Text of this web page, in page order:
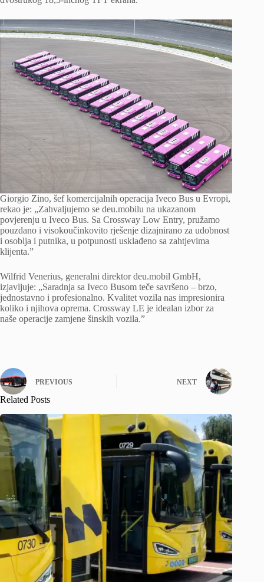
Giorgio Zino, šef komercijalnih operacija Iveco Bus u Evropi,
rekao je: „Zahvaljujemo se deu.mobilu na ukazanom
povjerenju u Iveco Bus. Sa Crossway Low Entry, pružamo
pouzdano i visokoučinkovito rješenje dizajnirano za udobnost
i osoblja i putnika, u potpunosti usklađeno sa zahtjevima
klijenta.”
Wilfrid Venerius, generalni direktor deu.mobil GmbH,
izjavljuje: „Saradnja sa Iveco Busom teče savršeno – brzo,
jednostavno i profesionalno. Kvalitet vozila nas impresionira
koliko i njihova oprema. Crossway LE je idealan izbor za
naše operacije zamjene šinskih vozila.”
PREVIOUS NEXT
Related Posts